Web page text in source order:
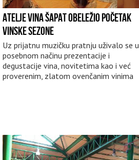
ATELJE VINA ŠAPAT OBELEŽIO POČETAK
VINSKE SEZONE
Uz prijatnu muzičku pratnju uživalo se u
posebnom načinu prezentacije i
degustacije vina, novitetima kao i već
proverenim, zlatom ovenčanim vinima